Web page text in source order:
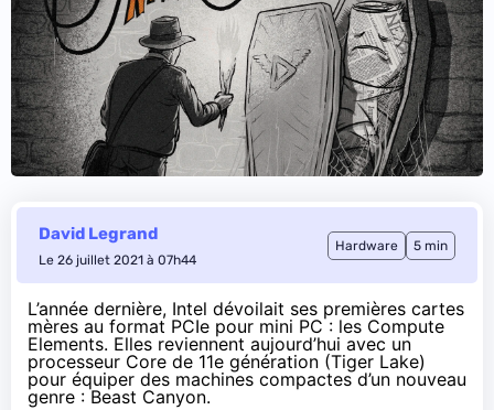
David Legrand
Le 26 juillet 2021 à 07h44
Hardware 5 min
L’année dernière, Intel dévoilait ses premières cartes
mères au format PCIe pour mini PC : les Compute
Elements. Elles reviennent aujourd’hui avec un
processeur Core de 11e génération (Tiger Lake)
pour équiper des machines compactes d’un nouveau
genre : Beast Canyon.